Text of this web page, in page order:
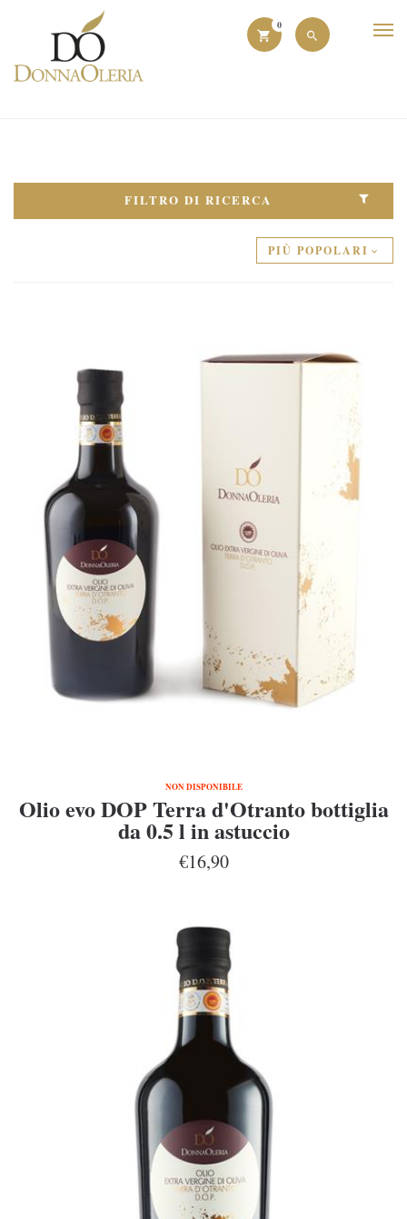
0
FILTRO DI RICERCA
PIÙ POPOLARI
NON DISPONIBILE
Olio evo DOP Terra d'Otranto bottiglia
da 0.5 l in astuccio
€16,90